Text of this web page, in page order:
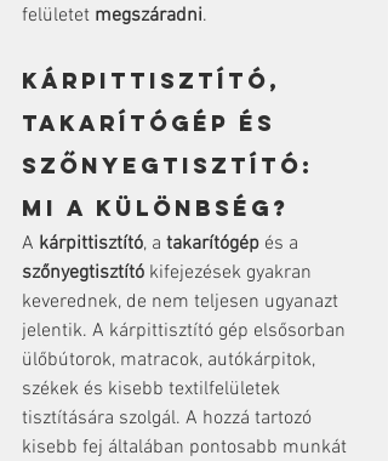
felületet megszáradni.
Kárpittisztító,
takarítógép és
szőnyegtisztító:
mi a különbség?
A kárpittisztító, a takarítógép és a
szőnyegtisztító kifejezések gyakran
keverednek, de nem teljesen ugyanazt
jelentik. A kárpittisztító gép elsősorban
ülőbútorok, matracok, autókárpitok,
székek és kisebb textilfelületek
tisztítására szolgál. A hozzá tartozó
kisebb fej általában pontosabb munkát